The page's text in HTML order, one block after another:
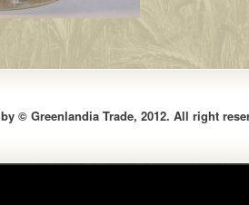
© Greenlandia Trade, 2012. All right